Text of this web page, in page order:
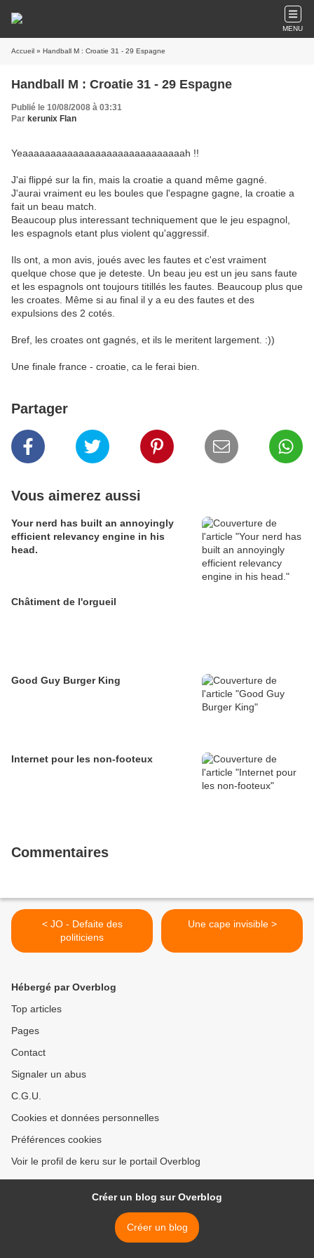
MENU
Accueil » Handball M : Croatie 31 - 29 Espagne
Handball M : Croatie 31 - 29 Espagne
Publié le 10/08/2008 à 03:31
Par kerunix Flan
Yeaaaaaaaaaaaaaaaaaaaaaaaaaaaaah !!
J'ai flippé sur la fin, mais la croatie a quand même gagné.
J'aurai vraiment eu les boules que l'espagne gagne, la croatie a
fait un beau match.
Beaucoup plus interessant techniquement que le jeu espagnol,
les espagnols etant plus violent qu'aggressif.
Ils ont, a mon avis, joués avec les fautes et c'est vraiment
quelque chose que je deteste. Un beau jeu est un jeu sans faute
et les espagnols ont toujours titillés les fautes. Beaucoup plus que
les croates. Même si au final il y a eu des fautes et des
expulsions des 2 cotés.
Bref, les croates ont gagnés, et ils le meritent largement. :))
Une finale france - croatie, ca le ferai bien.
Partager
Vous aimerez aussi
Your nerd has built an annoyingly
efficient relevancy engine in his
head.
Châtiment de l'orgueil
Good Guy Burger King
Internet pour les non-footeux
Commentaires
< JO - Defaite des
politiciens
Une cape invisible >
Hébergé par Overblog
Top articles
Pages
Contact
Signaler un abus
C.G.U.
Cookies et données personnelles
Préférences cookies
Voir le profil de keru sur le portail Overblog
Créer un blog sur Overblog
Créer un blog